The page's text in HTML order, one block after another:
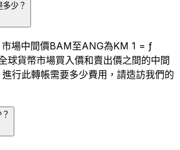
少？
場中間價BAM至ANG為KM 1 = ƒ
球貨幣市場買入價和賣出價之間的中間
行此轉帳需要多少費用，請造訪我們的